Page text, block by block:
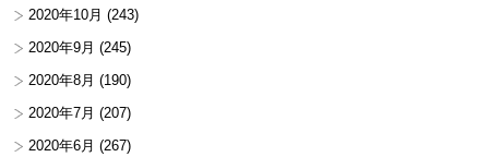
2020年10月 (243)
2020年9月 (245)
2020年8月 (190)
2020年7月 (207)
2020年6月 (267)